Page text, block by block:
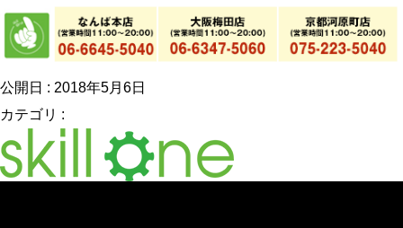
公開日 : 2018年5月6日
カテゴリ :